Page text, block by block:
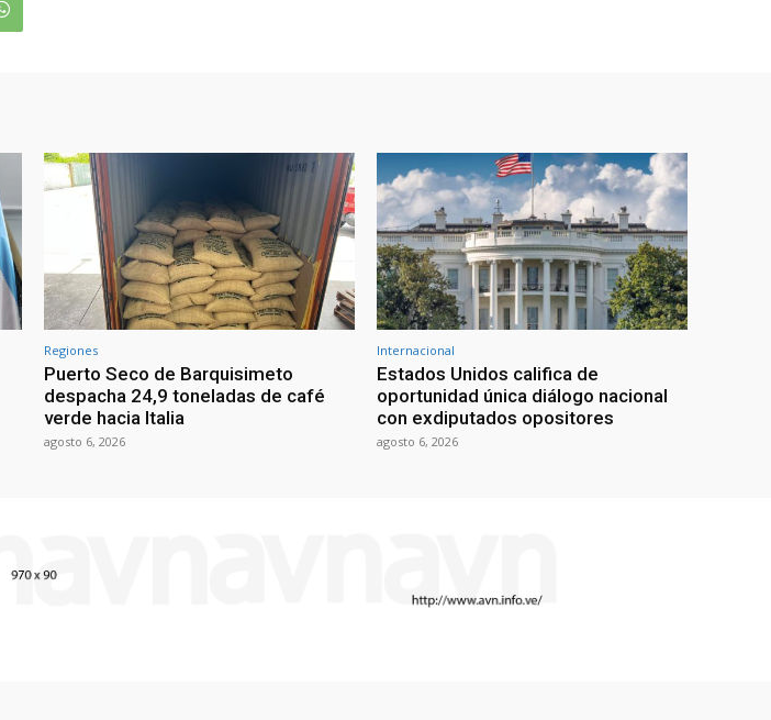
Regiones
Puerto Seco de Barquisimeto
despacha 24,9 toneladas de café
verde hacia Italia
agosto 6, 2026
Internacional
Estados Unidos califica de
oportunidad única diálogo nacional
con exdiputados opositores
agosto 6, 2026